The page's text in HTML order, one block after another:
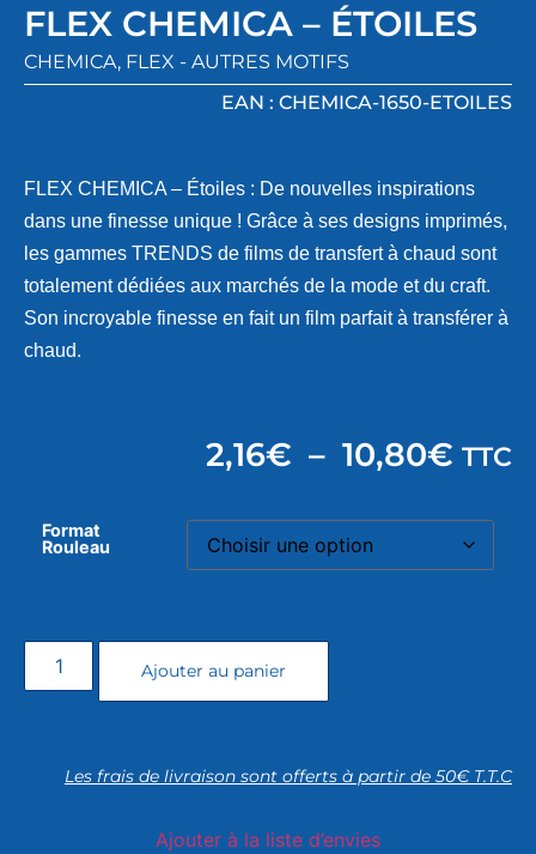
FLEX CHEMICA – ÉTOILES
CHEMICA, FLEX - AUTRES MOTIFS
EAN : CHEMICA-1650-ETOILES
FLEX CHEMICA – Étoiles : De nouvelles inspirations
dans une finesse unique ! Grâce à ses designs imprimés,
les gammes TRENDS de films de transfert à chaud sont
totalement dédiées aux marchés de la mode et du craft.
Son incroyable finesse en fait un film parfait à transférer à
chaud.
2,16€ – 10,80€ TTC
Format
Rouleau
Ajouter au panier
Les frais de livraison sont offerts à partir de 50€ T.T.C
Ajouter à la liste d’envies